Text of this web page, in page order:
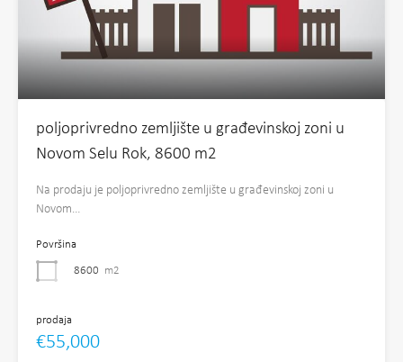
poljoprivredno zemljište u građevinskoj zoni u
Novom Selu Rok, 8600 m2
Na prodaju je poljoprivredno zemljište u građevinskoj zoni u
Novom…
Površina
8600 m2
prodaja
€55,000